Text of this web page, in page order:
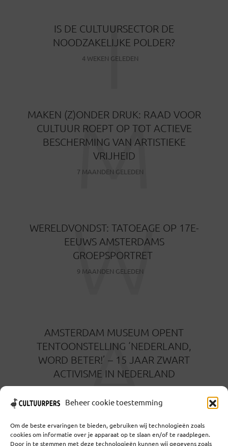
Beheer cookie toestemming
Om de beste ervaringen te bieden, gebruiken wij technologieën zoals
cookies om informatie over je apparaat op te slaan en/of te raadplegen.
Door in te stemmen met deze technologieën kunnen wij gegevens zoals
IS DE CULTUURSECTOR DE
NOODZAKELIJKE POLDER?
4 WEKEN GELEDEN
I
MAKEN (Z)ONDER DRUK: RAAD VOOR
CULTUUR ROEPT OP TOT ACTIEVE
BESCHERMING VAN ARTISTIEKE
VRIJHEID
7 MAANDEN GELEDEN
M
WERELDVONDST: TATOEAGE OP 17E-
EEUWS AMSTERDAMS
GROEPSPORTRET
9 MAANDEN GELEDEN
W
AMSTERDAM MUSEUM OPENT
TENTOONSTELLING ‘NEDERLAND,
WORD BETER!’ – 15 JAAR ZWART
ACTIVISME IN NEDERLAND
A